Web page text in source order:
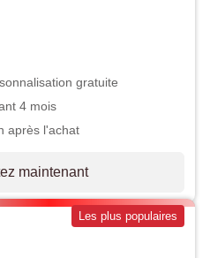
gratuite
4 mois
après l'achat
maintenant
Les plus populaires